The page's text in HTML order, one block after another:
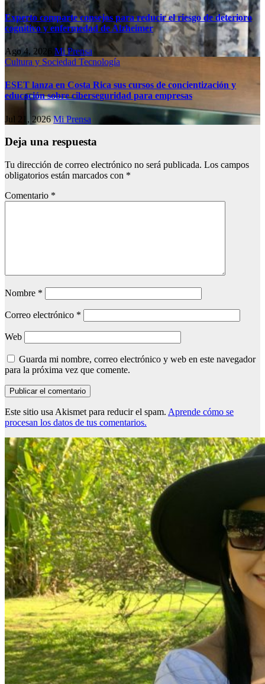
Experto comparte consejos para reducir el riesgo de deterioro
cognitivo у enfermedad de Alzheimer
Ago 4, 2026 Mi Prensa
Cultura y Sociedad Tecnología
ESET lanza en Costa Rica sus cursos de concientización y
educación sobre ciberseguridad para empresas
Jul 21, 2026Mi Prensa
Deja una respuesta
Tu dirección de correo electrónico no será publicada. Los campos
obligatorios están marcados con *
Comentario *
Nombre *
Correo electrónico *
Web
Guarda mi nombre, correo electrónico y web en este navegador
para la próxima vez que comente.
Este sitio usa Akismet para reducir el spam. Aprende cómo se
procesan los datos de tus comentarios.